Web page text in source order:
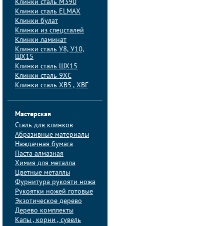
Клинки сталь M390
Клинки сталь ELMAX
Клинки булат
Клинки из спецсталей
Клинки ламинат
Клинки сталь У8, У10,
ШХ15
Клинки сталь ШХ15
Клинки сталь 9ХС
Клинки сталь ХВ5 , ХВГ
Мастерская
Сталь для клинков
Абразивные материалы
Наждачная бумага
Паста алмазная
Химия для металла
Цветные металлы
Фурнитура рукояти ножа
Рукоятки ножей готовые
Экзотическое дерево
Дерево комплекты
Капы , корни , сувель